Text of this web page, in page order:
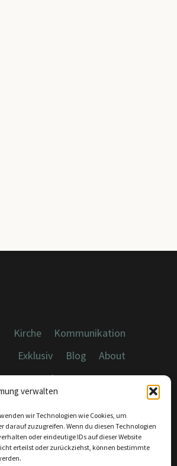
verwalten
wir Technologien wie Cookies, um
zuzugreifen. Wenn du diesen Technologien
oder eindeutige IDs auf dieser Website
erteilst oder zurückziehst, können bestimmte
Kirche
Kommunikation
Exklusiv
Blog
About
Datenschutz, Impressum